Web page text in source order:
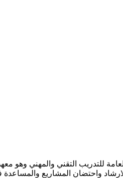
للتدريب التقني والمهني
واحتضان المشاريع